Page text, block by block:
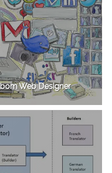
Web Designer